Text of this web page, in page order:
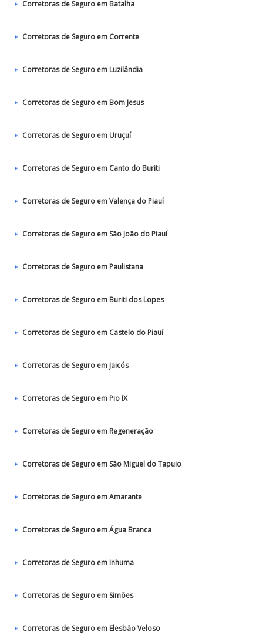
Corretoras de Seguro em Batalha
Corretoras de Seguro em Corrente
Corretoras de Seguro em Luzilândia
Corretoras de Seguro em Bom Jesus
Corretoras de Seguro em Uruçuí
Corretoras de Seguro em Canto do Buriti
Corretoras de Seguro em Valença do Piauí
Corretoras de Seguro em São João do Piauí
Corretoras de Seguro em Paulistana
Corretoras de Seguro em Buriti dos Lopes
Corretoras de Seguro em Castelo do Piauí
Corretoras de Seguro em Jaicós
Corretoras de Seguro em Pio IX
Corretoras de Seguro em Regeneração
Corretoras de Seguro em São Miguel do Tapuio
Corretoras de Seguro em Amarante
Corretoras de Seguro em Água Branca
Corretoras de Seguro em Inhuma
Corretoras de Seguro em Simões
Corretoras de Seguro em Elesbão Veloso